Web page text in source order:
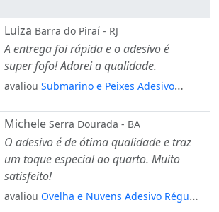
para Quarto, Porta e Parede Mod:19
Luiza Barra do Piraí - RJ
A entrega foi rápida e o adesivo é
super fofo! Adorei a qualidade.
avaliou Submarino e Peixes Adesivo
de Altura para Quarto, Porta e Parede
Mod:252
Michele Serra Dourada - BA
O adesivo é de ótima qualidade e traz
um toque especial ao quarto. Muito
satisfeito!
avaliou Ovelha e Nuvens Adesivo Régua